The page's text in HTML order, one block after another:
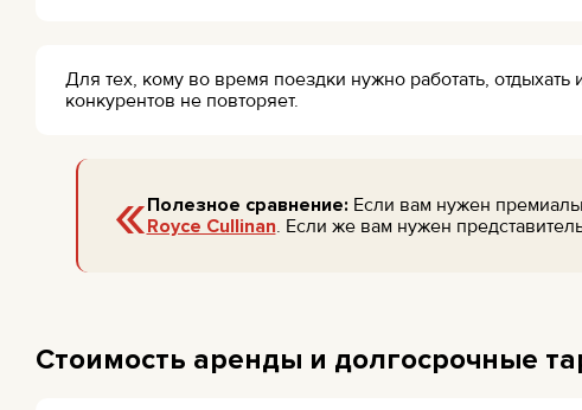
Для тех, кому во время поездки нужно работать, отдыхать
конкурентов не повторяет.
«Полезное сравнение: Если вам нужен
Royce Cullinan. Если же вам нужен
Стоимость аренды и долгосрочные